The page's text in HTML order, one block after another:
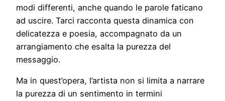
modi differenti, anche quando le parole faticano
ad uscire. Tarci racconta questa dinamica con
delicatezza e poesia, accompagnato da un
arrangiamento che esalta la purezza del
messaggio.
Ma in quest’opera, l’artista non si limita a narrare
la purezza di un sentimento in termini